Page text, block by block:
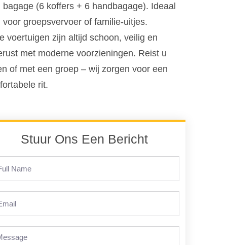
bagage (6 koffers + 6 handbagage). Ideaal
voor groepsvervoer of familie-uitjes.
voertuigen zijn altijd schoon, veilig en
met moderne voorzieningen. Reist u
of met een groep – wij zorgen voor een
rit.
Stuur Ons Een Bericht